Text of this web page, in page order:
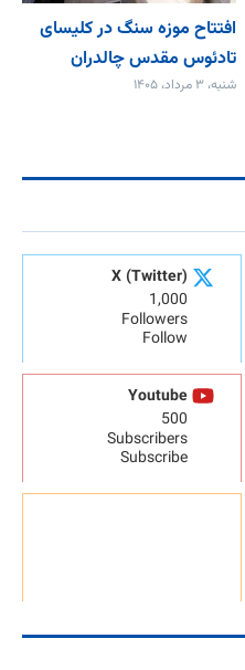
افتتاح موزه سنگ در کلیسای
تادئوس مقدس چالدران
شنبه، ۳ مرداد، ۱۴۰۵
X (Twitter)
1,000
Followers
Follow
Youtube
500
Subscribers
Subscribe